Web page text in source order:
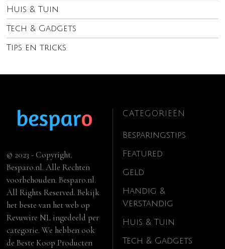
Huis & Tuin
Tech & Gadgets
Tips en tricks
© 2023 - Copyright.
Besparo.nl. Alle Rechten
voorbehouden. Besparo.nl.
All Rights Reserved. Bekijk
het beste van het web op
Revuwire NL ingedeeld per
categorie. We hebben ook
deBeste Koop Producten
CATEGORIEËN
Besparingstips
Featured
Geld
Handig &
Verstandig
Huis & Tuin
Tech & Gadgets